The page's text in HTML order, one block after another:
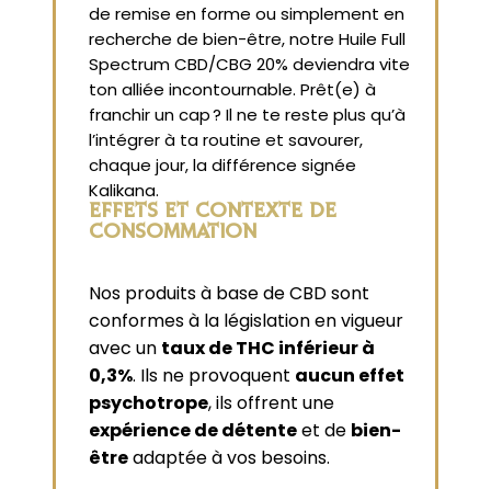
de remise en forme ou simplement en
recherche de bien-être, notre Huile Full
Spectrum CBD/CBG 20% deviendra vite
ton alliée incontournable. Prêt(e) à
franchir un cap ? Il ne te reste plus qu’à
l’intégrer à ta routine et savourer,
chaque jour, la différence signée
Kalikana.
EFFETS ET CONTEXTE DE
CONSOMMATION
Nos produits à base de CBD sont
conformes à la législation en vigueur
avec un taux de THC inférieur à
0,3%. Ils ne provoquent aucun effet
psychotrope, ils offrent une
expérience de détenteet de bien-
êtreadaptée à vos besoins.